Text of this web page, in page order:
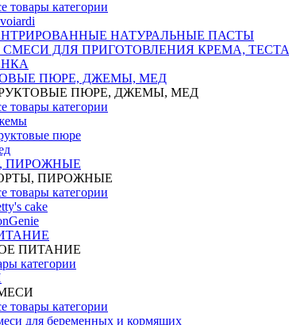
товары категории
НАТУРАЛЬНЫЕ ПАСТЫ
ДЛЯ ПРИГОТОВЛЕНИЯ КРЕМА, ТЕСТА
ПЮРЕ, ДЖЕМЫ, МЕД
ПЮРЕ, ДЖЕМЫ, МЕД
товары категории
пюре
ПИРОЖНЫЕ
ПИРОЖНЫЕ
товары категории
cake
ПИТАНИЕ
категории
товары категории
для беременных и кормящих